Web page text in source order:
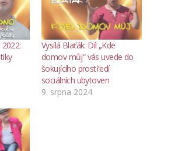
Vysílá Blaťák: Díl „Kde
domov můj“ vás uvede do
šokujícího prostředí
sociálních ubytoven
9. srpna 2024